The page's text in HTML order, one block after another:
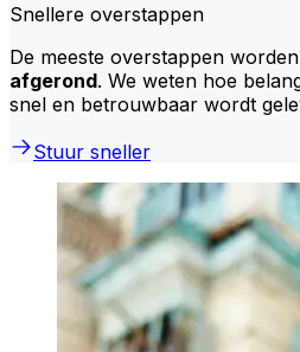
Snellere overstappen
De meeste overstappen worden
afgerond. We weten hoe
snel en betrouwbaar wordt
Stuur sneller